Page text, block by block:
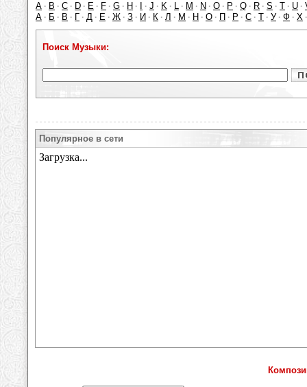
A · B · C · D · E · F · G · H · · J · K · L · M · N · O · P · Q · R · S · T · U ·
А · Б · В · Г · Д · Е · Ж · З · И · К · Л · М · Н · О · П · Р · С · Т · У · Ф · Х
Поиск Музыки:
Популярное в сети